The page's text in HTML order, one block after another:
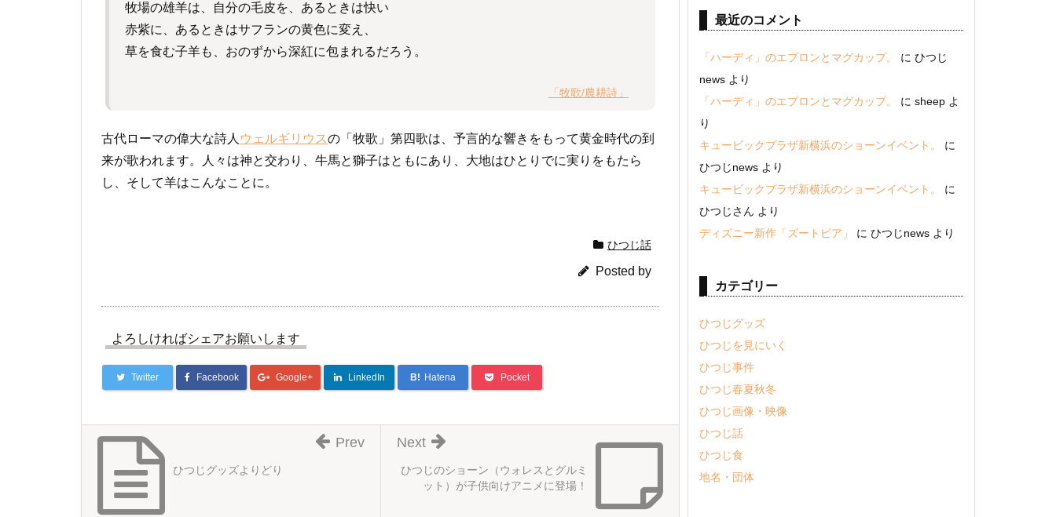
牧場の雄羊は、自分の毛皮を、あるときは快い
赤紫に、あるときはサフランの黄色に変え、
草を食む子羊も、おのずから深紅に包まれるだろう。
「牧歌/農耕詩」
古代ローマの偉大な詩人 ウェルギリウスの「牧歌」第四歌は、予言的な響きをもって黄金時代の到
来が歌われます。人々は神と交わり、牛馬と獅子はともにあり、大地はひとりでに実りをもたら
し、そして羊はこんなことに。
ひつじ話
Posted by
よろしければシェアお願いします
Twitter Facebook Google+ LinkedIn B! Hatena Pocket
ひつじのショーン（ウォレスとグルミ
ット）が子供向けアニメに登場！
Next
ひつじグッズよりどり
Prev
最近のコメント
「ハーディ」のエプロンとマグカップ。 に ひつじ
news より
「ハーディ」のエプロンとマグカップ。
に sheep よ
り
キュービックプラザ新横浜のショーンイベント。
に
ひつじnews より
キュービックプラザ新横浜のショーンイベント。
に
ひつじさん より
ディズニー新作「ズートピア」
に ひつじnews より
カテゴリー
ひつじグッズ
ひつじを見にいく
ひつじ事件
ひつじ春夏秋冬
ひつじ画像・映像
ひつじ話
ひつじ食
地名・団体